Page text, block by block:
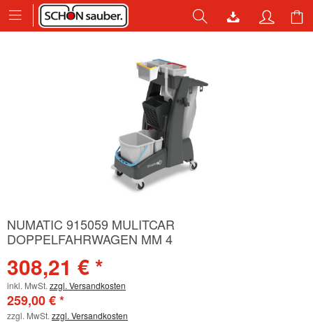
NUMATIC 915059 MULITCAR
DOPPELFAHRWAGEN MM 4
308,21 € *
inkl. MwSt. zzgl. Versandkosten
259,00 € *
zzgl. MwSt. zzgl. Versandkosten